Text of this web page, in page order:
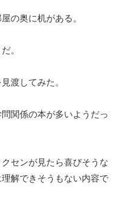
の奥に机がある。
。
渡してみた。
関係の本が多いようだっ
センが見たら喜びそうな
解できそうもない内容で